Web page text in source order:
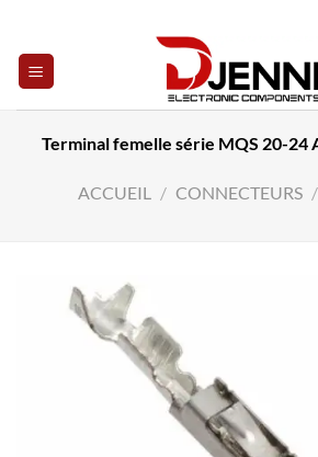
content
Terminal femelle série MQS 20-24
ACCUEIL / CONNECTEURS /